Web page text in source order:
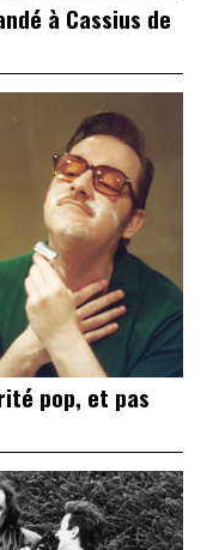
à Cassius de
pop, et pas